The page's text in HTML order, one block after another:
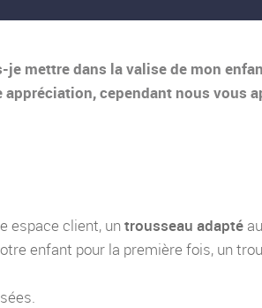
mettre dans la valise de mon
cependant nous
espace client, untrousseau adapté au
enfant pour la première fois, un